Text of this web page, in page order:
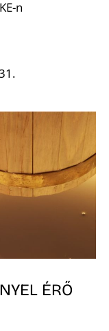
n
ÉRŐ